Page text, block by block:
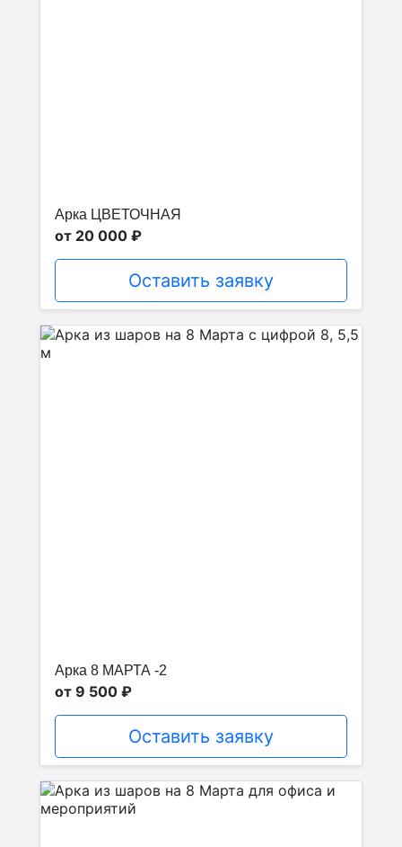
Арка ЦВЕТОЧНАЯ
от 20 000 ₽
Оставить заявку
Арка 8 МАРТА -2
от 9 500 ₽
Оставить заявку